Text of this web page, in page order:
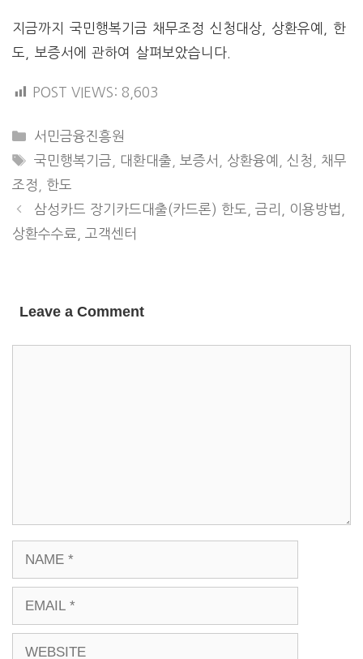
지금까지 국민행복기금 채무조정 신청대상, 상환유예, 한
도, 보증서에 관하여 살펴보았습니다.
POST VIEWS: 8,603
CATEGORIES
서민금융진흥원
TAGS
국민행복기금 대환대출 보증서 상환융예 ,신청
채무
조정
한도
삼성카드 장기카드대출(카드론) 한도, 금리, 이용방법,
상환수수료, 고객센터
Leave a Comment
NAME
EMAIL
WEBSITE